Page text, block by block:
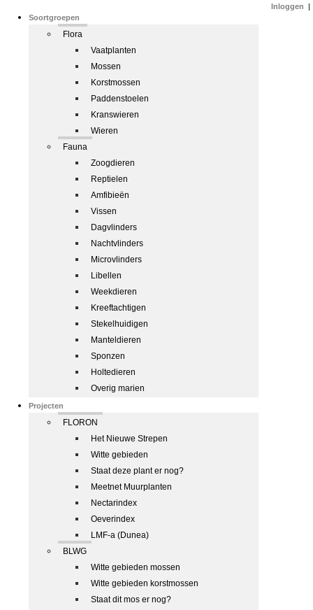
Soortgroepen
Flora
Vaatplanten
Mossen
Korstmossen
Paddenstoelen
Kranswieren
Wieren
Fauna
Zoogdieren
Reptielen
Amfibieën
Vissen
Dagvlinders
Nachtvlinders
Microvlinders
Libellen
Weekdieren
Kreeftachtigen
Stekelhuidigen
Manteldieren
Sponzen
Holtedieren
Overig marien
Projecten
FLORON
Het Nieuwe Strepen
Witte gebieden
Staat deze plant er nog?
Meetnet Muurplanten
Nectarindex
Oeverindex
LMF-a (Dunea)
BLWG
Witte gebieden mossen
Witte gebieden korstmossen
Staat dit mos er nog?
Inloggen |